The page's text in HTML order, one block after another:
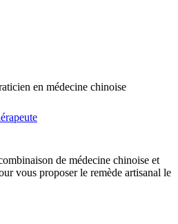
en médecine chinoise
de médecine chinoise et
vous proposer le remède artisanal le